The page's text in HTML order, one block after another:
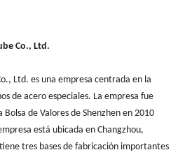
Co., Ltd.
Ltd. es una empresa centrada en la
de acero especiales. La empresa fue
de Valores de Shenzhen en 2010
está ubicada en Changzhou,
tres bases de fabricación importantes